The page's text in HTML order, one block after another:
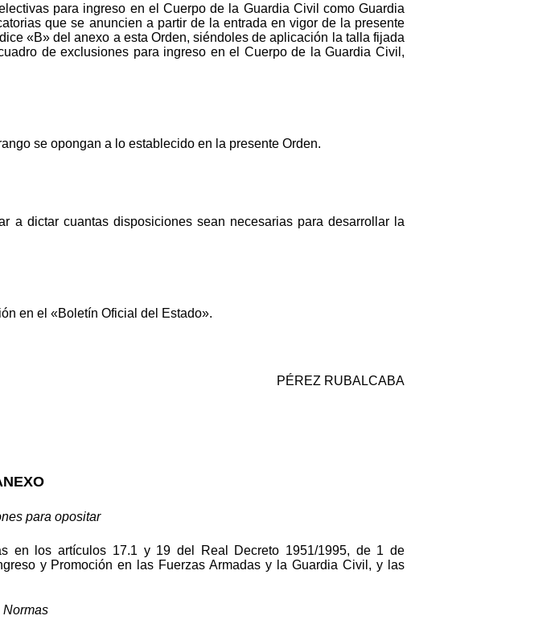
para ingreso en el Cuerpo de la Guardia Civil como Guardia
que se anuncien a partir de la entrada en vigor de la presente
«B» del anexo a esta Orden, siéndoles de aplicación la talla fijada
de exclusiones para ingreso en el Cuerpo de la Guardia Civil,
se opongan a lo establecido en la presente Orden.
a dictar cuantas disposiciones sean necesarias para desarrollar la
en el «Boletín Oficial del Estado».
PÉREZ RUBALCABA
para opositar
en los artículos 17.1 y 19 del Real Decreto 1951/1995, de 1 de
y Promoción en las Fuerzas Armadas y la Guardia Civil, y las
Normas